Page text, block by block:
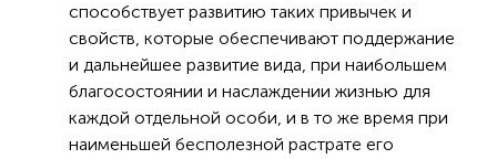
способствует развитию таких привычек и
свойств, которые обеспечивают поддержание
и дальнейшее развитие вида, при наибольшем
благосостоянии и наслаждении жизнью для
каждой отдельной особи, и в то же время при
наименьшей бесполезной растрате его